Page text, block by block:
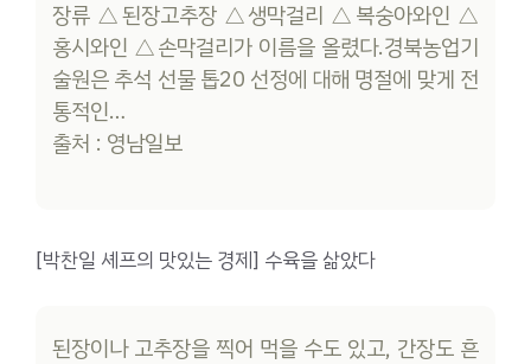
장류 △된장고추장 △생막걸리 △복숭아와인 △
홍시와인 △손막걸리가 이름을 올렸다.경북농업기
술원은 추석 선물 톱20 선정에 대해 명절에 맞게 전
통적인…
출처 : 영남일보
[박찬일 셰프의 맛있는 경제] 수육을 삶았다
된장이나 고추장을 찍어 먹을 수도 있고, 간장도 흔